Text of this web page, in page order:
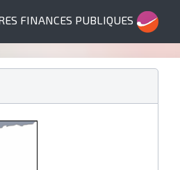
FINANCES PUBLIQUES